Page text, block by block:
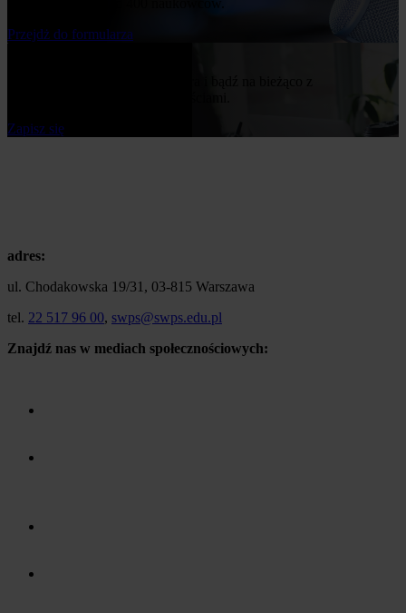
Przejdż do formularza
Zapisz się
adres:
ul. Chodakowska 19/31, 03-815 Warszawa
tel. 22 517 96 00, swps@swps.edu.pl
Znajdź nas w mediach społecznościowych: